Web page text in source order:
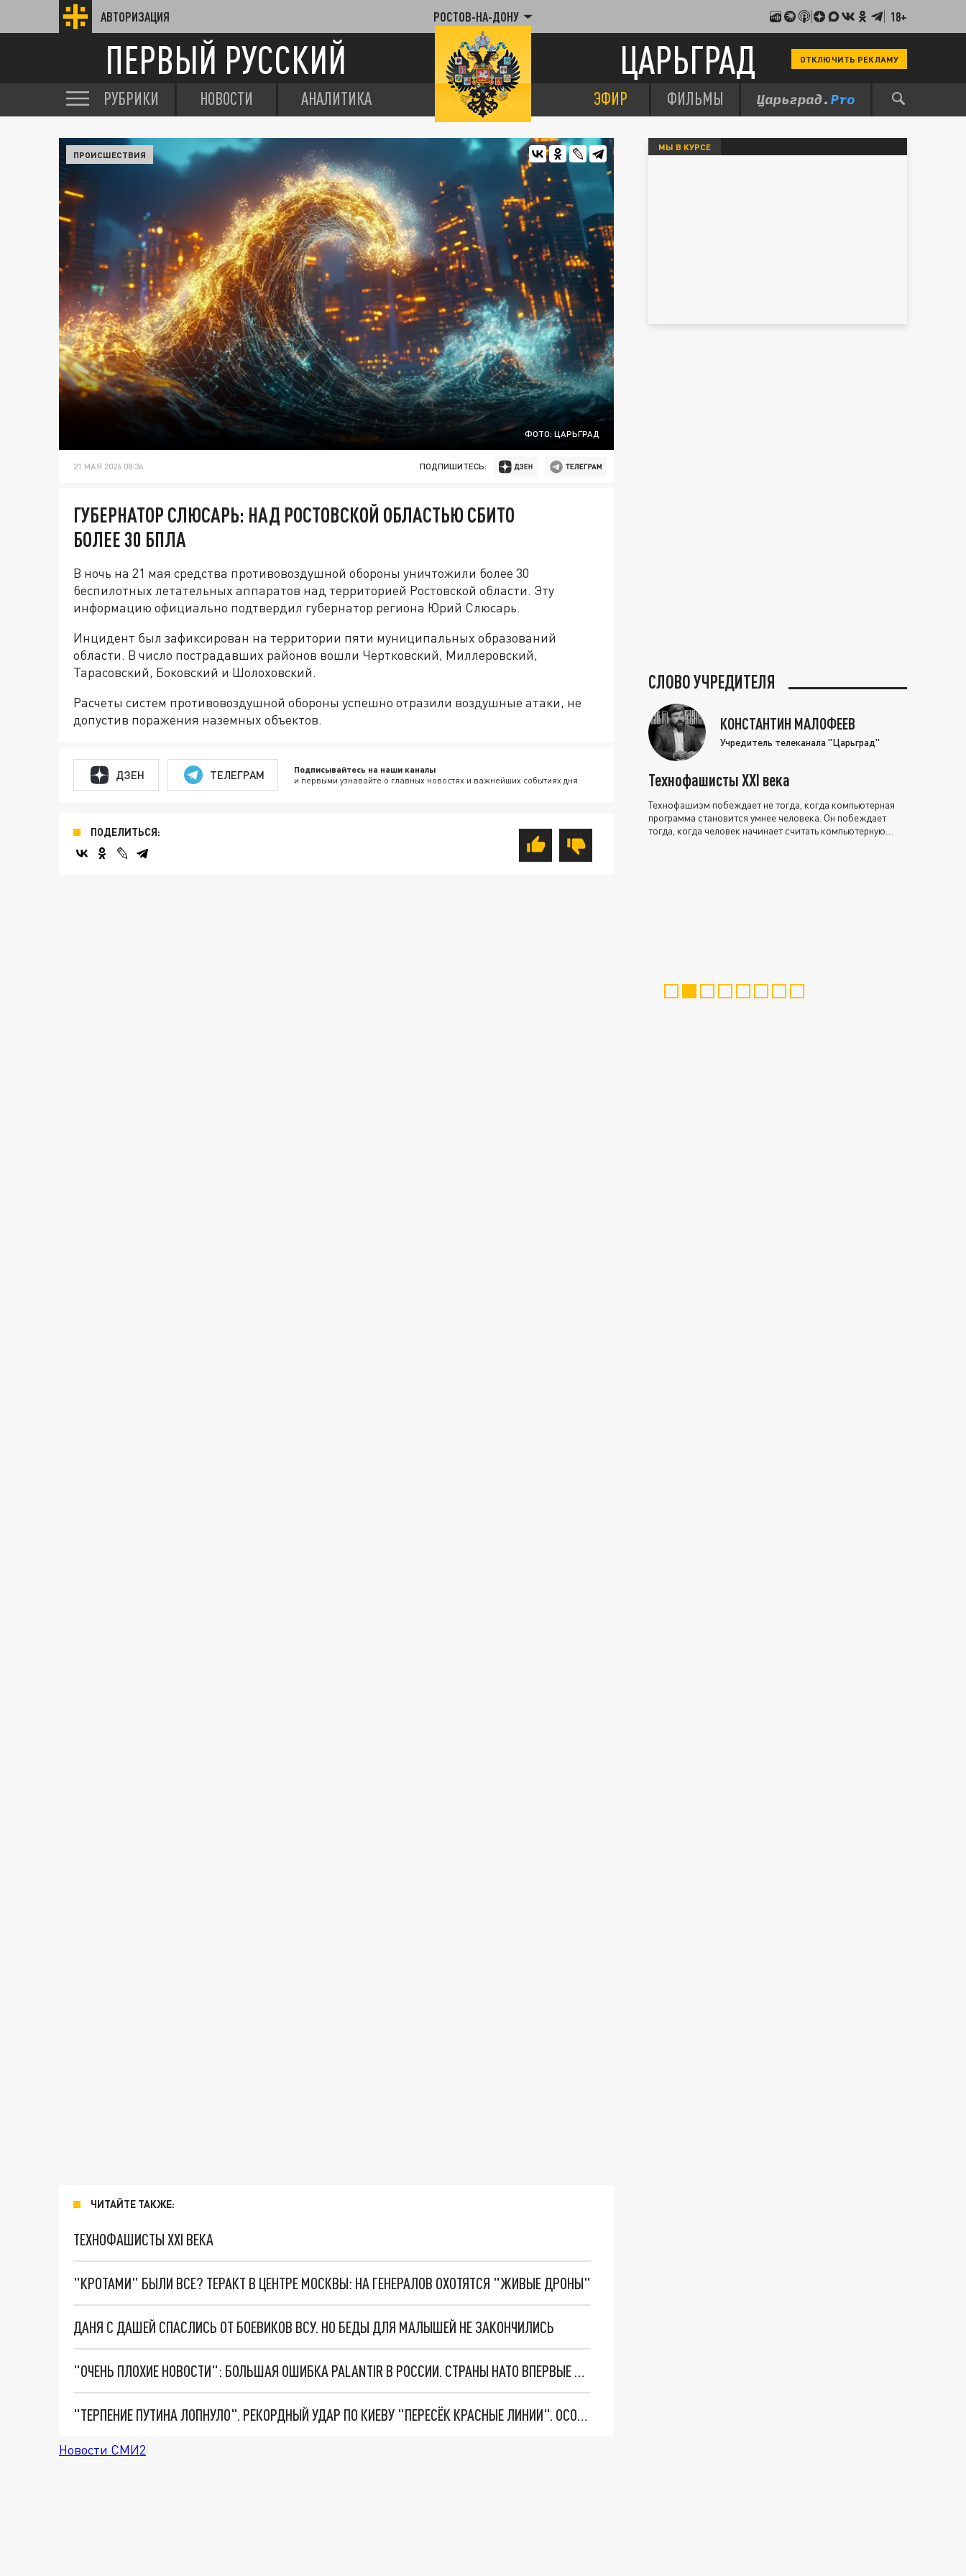
АВТОРИЗАЦИЯ РОСТОВ-НА-ДОНУ 18+
ПЕРВЫЙ РУССКИЙ ЦАРЬГРАД ОТКЛЮЧИТЬ РЕКЛАМУ
РУБРИКИ НОВОСТИ АНАЛИТИКА ЭФИР ФИЛЬМЫ
ФОТО: ЦАРЬГРАД
ПРОИСШЕСТВИЯ
21 МАЯ 2026 08:36 ПОДПИШИТЕСЬ:
ГУБЕРНАТОР СЛЮСАРЬ: НАД РОСТОВСКОЙ ОБЛАСТЬЮ СБИТО
БОЛЕЕ 30 БПЛА
В ночь на 21 мая средства противовоздушной обороны уничтожили более 30
беспилотных летательных аппаратов над территорией Ростовской области. Эту
информацию официально подтвердил губернатор региона Юрий Слюсарь.
Инцидент был зафиксирован на территории пяти муниципальных образований
области. В число пострадавших районов вошли Чертковский, Миллеровский,
Тарасовский, Боковский и Шолоховский.
Расчеты систем противовоздушной обороны успешно отразили воздушные атаки, не
допустив поражения наземных объектов.
ДЗЕН ТЕЛЕГРАМ Подписывайтесь на наши каналы
и первыми узнавайте о главных новостях и важнейших событиях дня.
ПОДЕЛИТЬСЯ:
ЧИТАЙТЕ ТАКЖЕ:
ТЕХНОФАШИСТЫ XXI ВЕКА
"КРОТАМИ" БЫЛИ ВСЕ? ТЕРАКТ В ЦЕНТРЕ МОСКВЫ: НА ГЕНЕРАЛОВ ОХОТЯТСЯ "ЖИВЫЕ ДРОНЫ"
ДАНЯ С ДАШЕЙ СПАСЛИСЬ ОТ БОЕВИКОВ ВСУ. НО БЕДЫ ДЛЯ МАЛЫШЕЙ НЕ ЗАКОНЧИЛИСЬ
"ОЧЕНЬ ПЛОХИЕ НОВОСТИ": БОЛЬШАЯ ОШИБКА PALANTIR В РОССИИ. СТРАНЫ НАТО ВПЕРВЫЕ ЗА СВО ОСТАНОВИЛИ ПОСТАВКИ ОРУЖИЯ. ВСУ ТЕРЯЮТ ПРИГРАНИЧЬЕ?
"ТЕРПЕНИЕ ПУТИНА ЛОПНУЛО". РЕКОРДНЫЙ УДАР ПО КИЕВУ "ПЕРЕСЁК КРАСНЫЕ ЛИНИИ". ОСОБЫЕ СПЕЦЫ КНДР НА ЛБС? ТАЙНЫЕ ПЕРЕГОВОРЫ ЕВРОПЫ И МОСКВЫ
Новости СМИ2
МЫ В КУРСЕ
СЛОВО УЧРЕДИТЕЛЯ
КОНСТАНТИН МАЛОФЕЕВ
Учредитель телеканала "Царьград"
Технофашисты XXI века
Технофашизм побеждает не тогда, когда компьютерная
программа становится умнее человека. Он побеждает
тогда, когда человек начинает считать компьютерную